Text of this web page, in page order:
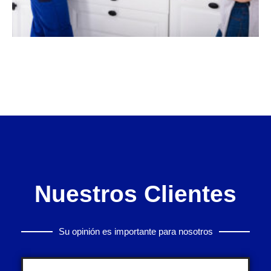
Nuestros Clientes
Su opinión es importante para nosotros